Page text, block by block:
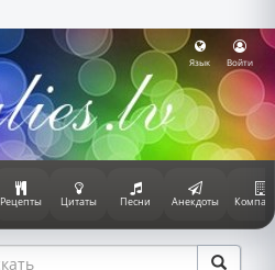
Язык Войти
Рецепты Цитаты Песни Анекдоты